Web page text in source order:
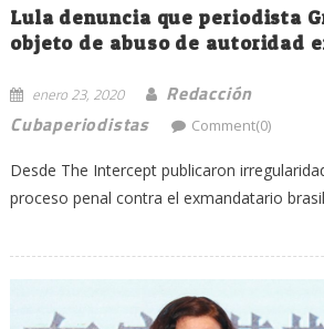
Lula denuncia que periodista
objeto de abuso de autoridad
enero 23, 2020
Redacción
Cubaperiodistas
Comment(0)
Desde The Intercept publicaron
proceso penal contra el exmandatario